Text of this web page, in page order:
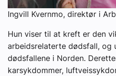
Ingvill Kvernmo, direktør i
Hun viser til at kreft er den
arbeidsrelaterte dødsfall, og
dødsfallene i Norden.
karsykdommer,